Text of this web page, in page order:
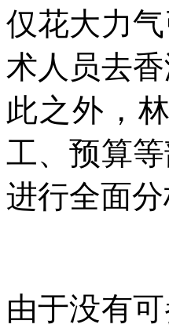
仅花大力
术人员去
此之外，
工、预算
进行全面
由于没有